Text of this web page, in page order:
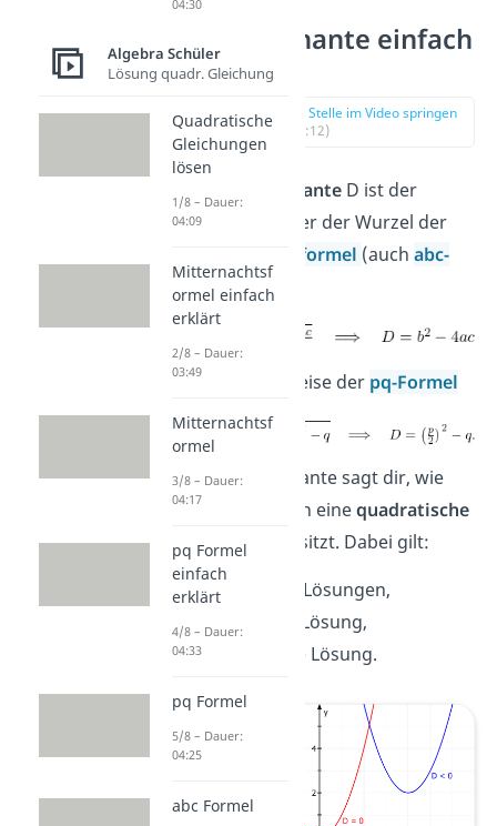
Diskriminante einfach
erklärt
zur Stelle im Video springen
(00:12)
DiskriminanteD ist der
Ausdruck unter der Wurzel der
Mitternachtsformel (auch abc-
Formel)
beziehungsweise der pq-Formel
Die Diskriminante sagt dir, wie
viele Lösungen einequadratische
Gleichung
besitzt. Dabei gilt:
D>0: zwei Lösungen,
D=0: eine Lösung,
D<0: keine Lösung.
04:30
Algebra Schüler
Lösung quadr. Gleichung
Quadratische
Gleichungen
lösen
1/8 – Dauer:
04:09
Mitternachtsf
ormel einfach
erklärt
2/8 – Dauer:
03:49
Mitternachtsf
ormel
3/8 – Dauer:
04:17
pq Formel
einfach
erklärt
4/8 – Dauer:
04:33
pq Formel
5/8 – Dauer:
04:25
abc Formel